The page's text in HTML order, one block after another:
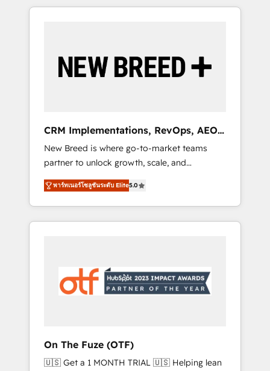
Success Media (Paid Media), making this the
by Globalia’s technical development team. -
19 HubSpot-certified trainers to drive
deployment of Breeze AI and custom agents
to automate growth. 🏆 Elite Excellence - 8
platform accreditations and deep HIPAA-
compliance expertise. - A team of 250+
experts dedicated to your resilient growth.
CRM Implementations, RevOps, AEO
+ Web, Demand Gen
New Breed is where go-to-market teams
partner to unlock growth, scale, and
transformation. We help companies activate
HubSpot’s AI-powered customer platform
and operationalize HubSpot’s Loop
Marketing framework through expert-led
Hubs to your buyer journey for clean data,
scalability, & reporting. 🎯Demand Gen &
UX, messaging, & conversion strategy that
drive results. 🤖AI Strategy: Activate Breeze
พาร์ทเนอร์โซลูชันระดับ Elite5.0
On The Fuze (OTF)
🇺🇸 Get a 1 MONTH TRIAL 🇺🇸 Helping lean